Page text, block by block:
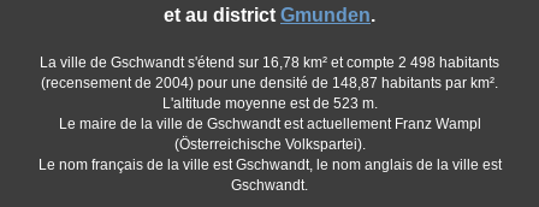
et au district Gmunden.
La ville de Gschwandt s'étend sur 16,78 km² et compte 2 498 habitants
(recensement de 2004) pour une densité de 148,87 habitants par km².
L'altitude moyenne est de 523 m.
Le maire de la ville de Gschwandt est actuellement Franz Wampl
(Österreichische Volkspartei).
Le nom français de la ville est Gschwandt, le nom anglais de la ville est
Gschwandt.